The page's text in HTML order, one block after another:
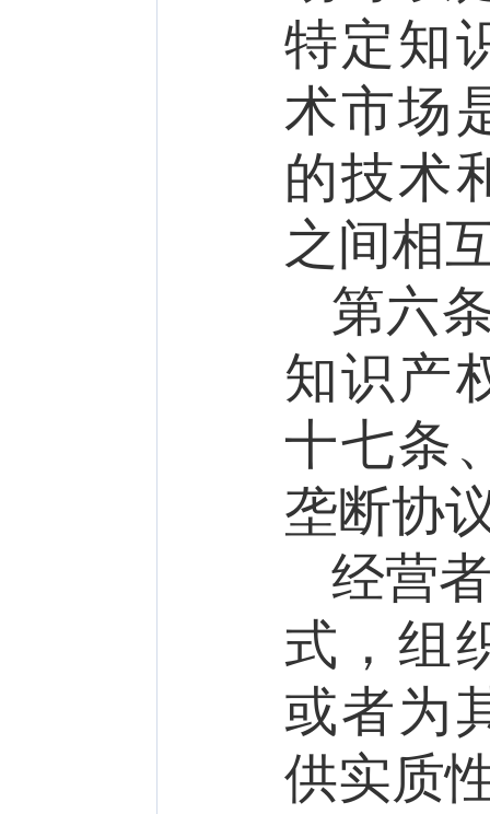
特定知
术市场
的技术
之间相
第六
知识产
十七条
垄断协
经营
式，组
或者为
供实质